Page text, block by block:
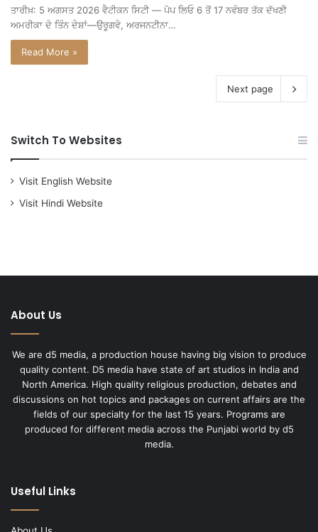
ਤਾਰੀਖ਼: 5 ਅਗਸਤ 2026 ਵੈਟੀਕਨ ਸਿਟੀ — ਪੋਪ ਲਿਓ 6 ਤੋਂ 17 ਨਵੰਬਰ ਤੱਕ ਦੱਖਣੀ
ਅਮਰੀਕਾ ਦੇ ਤਿੰਨ ਦੇਸ਼ਾਂ—ਉਰੂਗਵੇ, ਅਰਜਨਟੀਨਾ…
Read More »
Next page
Switch To Websites
Visit English Website
Visit Hindi Website
About Us
We are d5 media, a production house having big vision to produce
quality content. D5 media have state of art studios in India and
North America. High quality religious production, debates and
discussions on hot topics and packages on current affairs are the
fields of our specialty for the last 15 years. Programs are
produced for different media across the Punjabi world by d5
media.
Useful Links